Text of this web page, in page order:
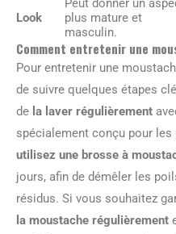
Look
Peut donner un
plus mature et
masculin.
Comment entretenir une
Pour entretenir une
de suivre quelques étapes
de la laver régulièrement
spécialement conçu pour
utilisez une brosse à
jours, afin de démêler les
résidus. Si vous souhaitez
la moustache régulièrement